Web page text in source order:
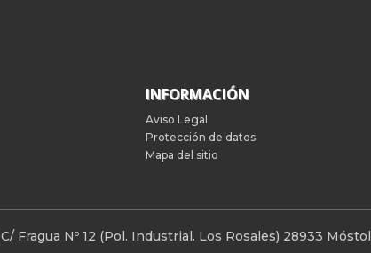
INFORMACIÓN
Aviso Legal
Protección de datos
Mapa del sitio
C/ Fragua Nº 12 (Pol. Industrial. Los Rosales) 28933